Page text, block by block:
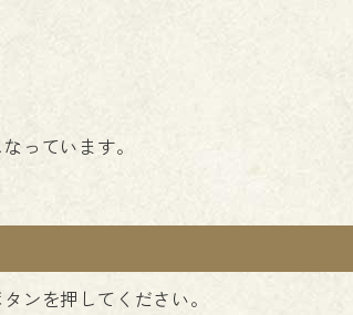
っています。
ンを押してください。